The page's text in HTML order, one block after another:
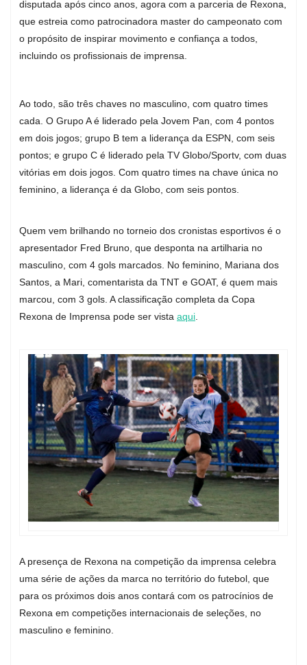
disputada após cinco anos, agora com a parceria de Rexona,
que estreia como patrocinadora master do campeonato com
o propósito de inspirar movimento e confiança a todos,
incluindo os profissionais de imprensa.
Ao todo, são três chaves no masculino, com quatro times
cada. O Grupo A é liderado pela Jovem Pan, com 4 pontos
em dois jogos; grupo B tem a liderança da ESPN, com seis
pontos; e grupo C é liderado pela TV Globo/Sportv, com duas
vitórias em dois jogos. Com quatro times na chave única no
feminino, a liderança é da Globo, com seis pontos.
Quem vem brilhando no torneio dos cronistas esportivos é o
apresentador Fred Bruno, que desponta na artilharia no
masculino, com 4 gols marcados. No feminino, Mariana dos
Santos, a Mari, comentarista da TNT e GOAT, é quem mais
marcou, com 3 gols. A classificação completa da Copa
Rexona de Imprensa pode ser vista aqui.
A presença de Rexona na competição da imprensa celebra
uma série de ações da marca no território do futebol, que
para os próximos dois anos contará com os patrocínios de
Rexona em competições internacionais de seleções, no
masculino e feminino.